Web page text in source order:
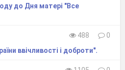
квест «Я люблю
ярмарок; флеш-моби
«Голуб миру»; акція
АТО», зустріч з
до Дня матері "Все
488
0
ввічливості і доброти".